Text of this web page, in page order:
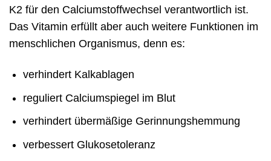
K2 für den Calciumstoffwechsel verantwortlich ist.
Das Vitamin erfüllt aber auch weitere Funktionen im
menschlichen Organismus, denn es:
verhindert Kalkablagen
reguliert Calciumspiegel im Blut
verhindert übermäßige Gerinnungshemmung
verbessert Glukosetoleranz